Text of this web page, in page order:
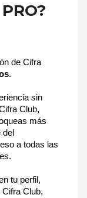
de Cifra
.
sin
Club,
más
a todas las
tu perfil,
Club,